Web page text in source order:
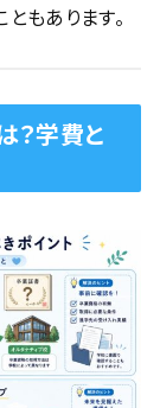
もあります。
？学費と